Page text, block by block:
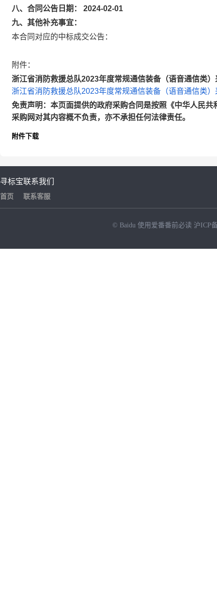
八、合同公告日期： 2024-02-01
九、其他补充事宜：
本合同对应的中标成交公告：
附件：
浙江省消防救援总队2023年度常规通信装备（语音通信类
浙江省消防救援总队2023年度常规通信装备（语音通信类
免责声明：本页面提供的政府采购合同是按照《中华人民
采购网对其内容概不负责，亦不承担任何法律责任。
附件下载
寻标宝
首页
联系我们
联系客服
© Baidu 使用爱番番前必读 沪ICP